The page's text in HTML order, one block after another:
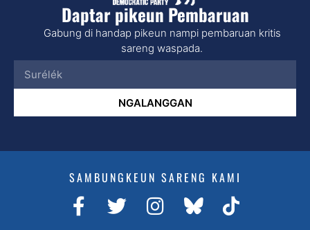
Daptar pikeun Pembaruan
Gabung di handap pikeun nampi pembaruan kritis
sareng waspada.
NGALANGGAN
SAMBUNGKEUN SARENG KAMI